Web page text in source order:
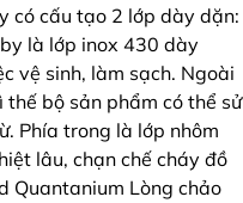
có cấu tạo 2 lớp dày dặn:
là lớp inox 430 dày
vệ sinh, làm sạch. Ngoài
bộ sản phẩm có thể sử
Phía trong là lớp nhôm
lâu, chạn chế cháy đồ
Quantanium Lòng chảo